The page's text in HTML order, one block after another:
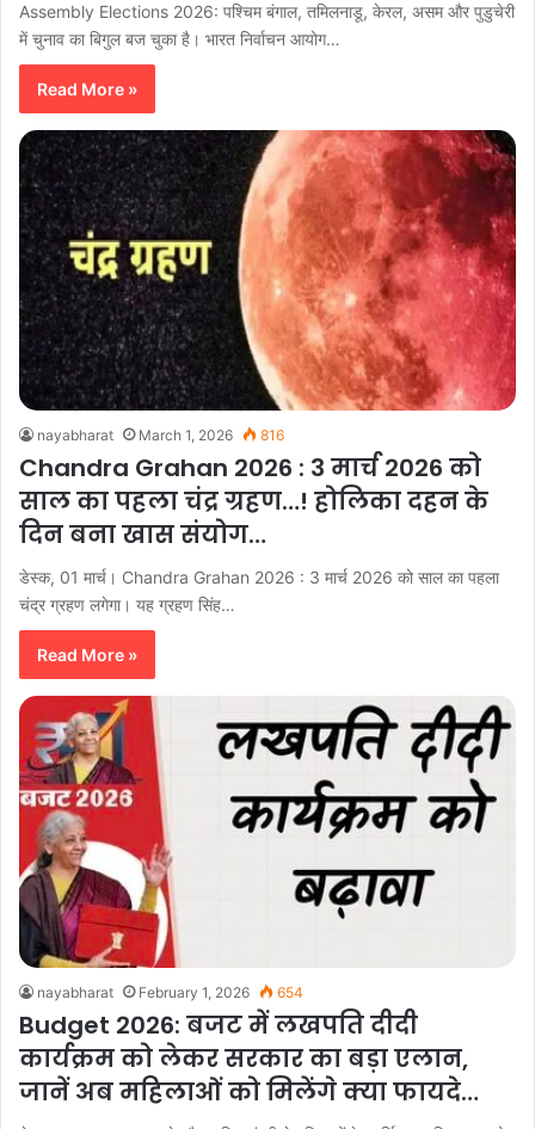
Assembly Elections 2026: पश्चिम बंगाल, तमिलनाडू, केरल, असम और पुडुचेरी
में चुनाव का बिगुल बज चुका है। भारत निर्वाचन आयोग…
Read More »
nayabharat March 1, 2026 816
Chandra Grahan 2026 : 3 मार्च 2026 को
साल का पहला चंद्र ग्रहण…! होलिका दहन के
दिन बना खास संयोग…
डेस्क, 01 मार्च। Chandra Grahan 2026 : 3 मार्च 2026 को साल का पहला
चंद्र ग्रहण लगेगा। यह ग्रहण सिंह…
Read More »
nayabharat February 1, 2026 654
Budget 2026: बजट में लखपति दीदी
कार्यक्रम को लेकर सरकार का बड़ा एलान,
जानें अब महिलाओं को मिलेंगे क्या फायदे…